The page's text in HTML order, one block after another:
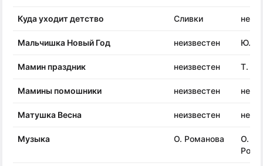
Куда уходит детство Сливки
Мальчишка Новый Год неизвестен Ю.
Мамин праздник неизвестен Т.
Мамины помошники неизвестен
Матушка Весна неизвестен
Музыка О. Романова
О.